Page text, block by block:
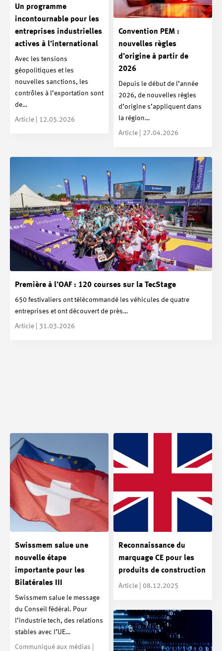
Un programme
incontournable pour les
entreprises industrielles
actives à l’international
Avec les tensions
géopolitiques et les
nouvelles sanctions, les
contrôles à l’exportation sont
de…
Article | 12.05.2026
Convention PEM :
nouvelles règles
d’origine à partir de
2026
Depuis le début de l’année
2026, de nouvelles règles
d’origine s’appliquent dans
la région…
Article | 27.04.2026
Première à l’OAF : 120 courses sur la TecStage
650 festivaliers ont télécommandé les véhicules de quatre
entreprises et ont découvert de près…
Article | 31.03.2026
Swissmem salue une
nouvelle étape
importante pour les
Bilatérales III
Swissmem salue le message
du Conseil fédéral. Pour
l’industrie tech, des relations
stables avec l’UE…
Communiqué aux médias |
Reconnaissance du
marquage CE pour les
produits de construction
Article | 08.12.2025